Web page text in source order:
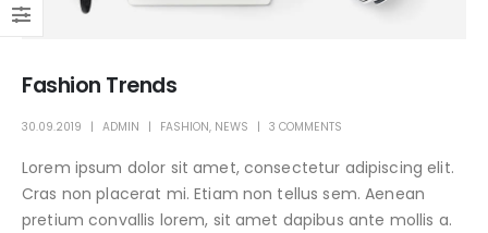
Fashion Trends
30.09.2019 ADMIN FASHION, NEWS 3 COMMENTS
Lorem ipsum dolor sit amet, consectetur adipiscing elit.
Cras non placerat mi. Etiam non tellus sem. Aenean
pretium convallis lorem, sit amet dapibus ante mollis a.